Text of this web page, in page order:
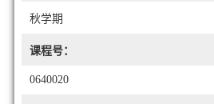
秋学期
课程号：
0640020